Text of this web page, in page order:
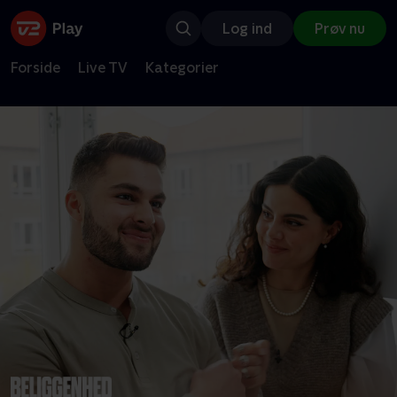
Log ind Prøv nu
Forside Live TV Kategorier